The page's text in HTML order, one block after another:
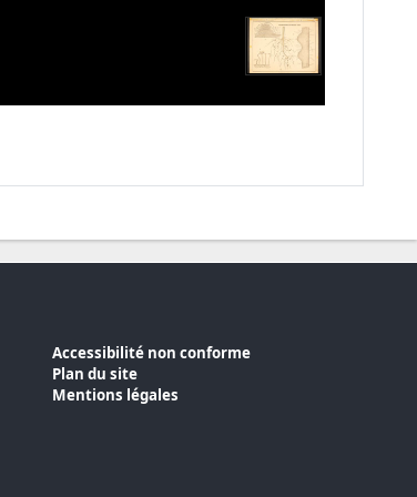
Accessibilité non conforme
Plan du site
Mentions légales